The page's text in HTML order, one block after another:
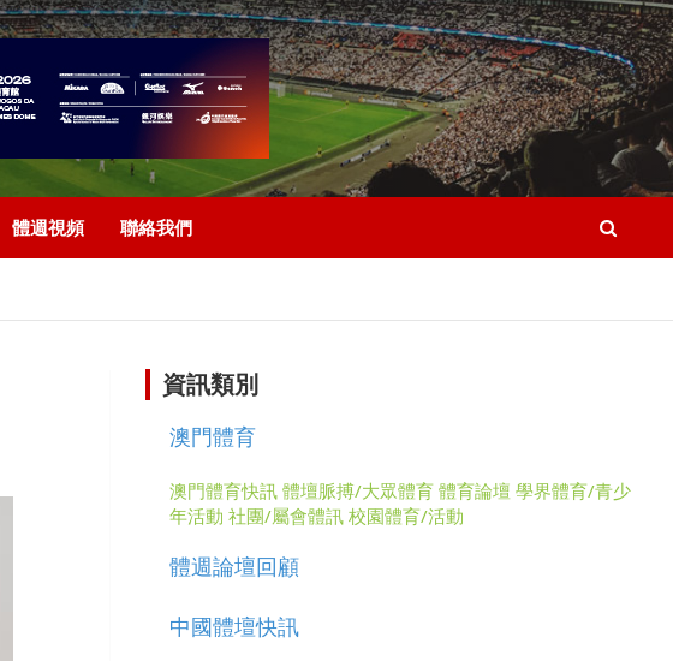
體週視頻 聯絡我們
資訊類別
澳門體育
澳門體育快訊 體壇脈搏/大眾體育 體育論壇 學界體育/青少
年活動 社團/屬會體訊 校園體育/活動
體週論壇回顧
中國體壇快訊